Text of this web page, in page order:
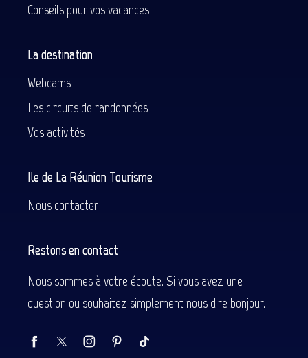
Conseils pour vos vacances
La destination
Webcams
Les circuits de randonnées
Vos activités
Ile de La Réunion Tourisme
Nous contacter
Restons en contact
Nous sommes à votre écoute. Si vous avez une
question ou souhaitez simplement nous dire bonjour.